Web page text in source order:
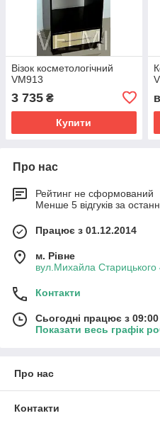
Візок косметологічний
VM913
3 735 ₴
Купити
Про нас
Рейтинг не сформований
Менше 5 відгуків за
Працює з 01.12.2014
м. Рівне
вул.Михайла Старицького
Контакти
Сьогодні працює з
Показати весь графік
Про нас
Контакти